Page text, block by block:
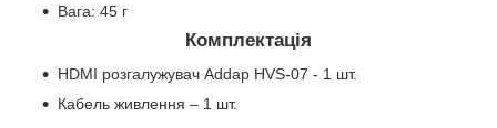
Вага: 45 г
Комплектація
HDMI розгалужувач Addap HVS-07 - 1 шт.
Кабель живлення – 1 шт.